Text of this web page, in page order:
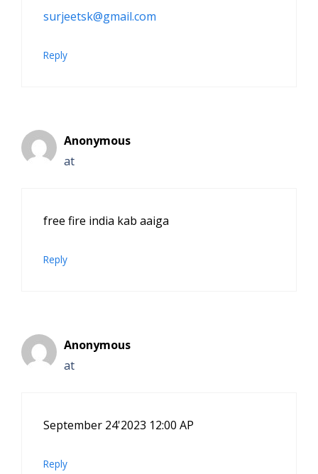
surjeetsk@gmail.com
Reply
Anonymous
at
free fire india kab aaiga
Reply
Anonymous
at
September 24'2023 12:00 AP
Reply